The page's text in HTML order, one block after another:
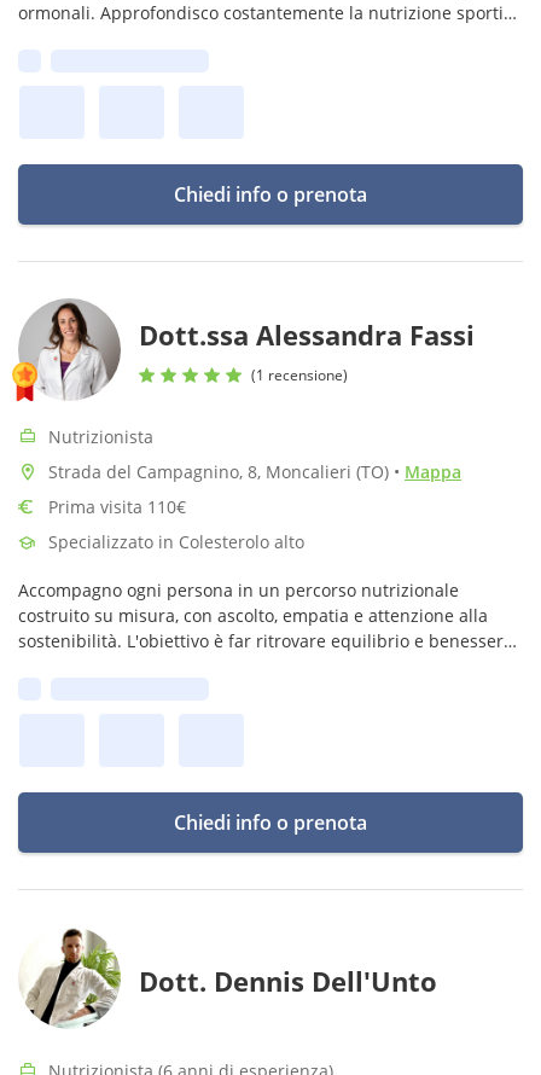
ormonali. Approfondisco costantemente la nutrizione sportiva
Chiedi info o prenota
Dott.ssa Alessandra Fassi
(1 recensione)
Nutrizionista
Strada del Campagnino, 8, Moncalieri (TO) • Mappa
Prima visita 110€
Specializzato in Colesterolo alto
Accompagno ogni persona in un percorso nutrizionale
costruito su misura, con ascolto, empatia e attenzione alla
sostenibilità. L'obiettivo è far ritrovare equilibrio e benessere
Chiedi info o prenota
Dott. Dennis Dell'Unto